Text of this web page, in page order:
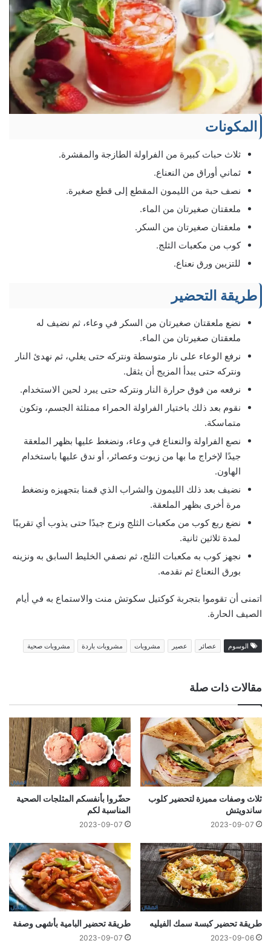
المكونات
ثلاث حبات كبيرة من الفراولة الطازجة والمقشرة.
ثماني أوراق من النعناع.
نصف حبة من الليمون المقطع إلى قطع صغيرة.
ملعقتان صغيرتان من الماء.
ملعقتان صغيرتان من السكر.
كوب من مكعبات الثلج.
للتزيين ورق نعناع.
طريقة التحضير
نضع ملعقتان صغيرتان من السكر في وعاء، ثم نضيف له
ملعقتان صغيرتان من الماء.
نرفع الوعاء على نار متوسطة ونتركه حتى يغلي، ثم نهدئ النار
ونتركه حتى يبدأ المزيج أن يثقل.
نرفعه من فوق حرارة النار ونتركه حتى يبرد لحين الاستخدام.
نقوم بعد ذلك باختيار الفراولة الحمراء ممتلئة الجسم، وتكون
متماسكة.
نصع الفراولة والنعناع في وعاء، ونضغط عليها بظهر الملعقة
جيدًا لإخراج ما بها من زيوت وعصائر، أو ندق عليها باستخدام
الهاون.
نضيف بعد ذلك الليمون والشراب الذي قمنا بتجهيزه ونضغط
مرة أخرى بظهر الملعقة.
نضع ربع كوب من مكعبات الثلج ونرج جيدًا حتى يذوب أي تقريبًا
لمدة ثلاثين ثانية.
نجهز كوب به مكعبات الثلج، ثم نصفي الخليط السابق به ونزينه
بورق النعناع ثم نقدمه.
اتمنى أن تقوموا بتجربة كوكتيل سكوتش منت والاستماع به في أيام
الصيف الحارة.
الوسوم عصائر عصير مشروبات مشروبات باردة مشروبات صحية
مقالات ذات صلة
ثلاث وصفات مميزة لتحضير كلوب
ساندويتش
2023-09-07
حضّروا بأنفسكم المثلجات الصحية
المناسبة لكم
2023-09-07
طريقة تحضير كبسة سمك الفيليه
2023-09-06
طريقة تحضير البامية بأشهى وصفة
2023-09-07